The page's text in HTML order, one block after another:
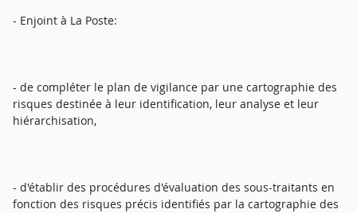
- Enjoint à La Poste:
- de compléter le plan de vigilance par une cartographie des
risques destinée à leur identification, leur analyse et leur
hiérarchisation,
- d'établir des procédures d'évaluation des sous-traitants en
fonction des risques précis identifiés par la cartographie des